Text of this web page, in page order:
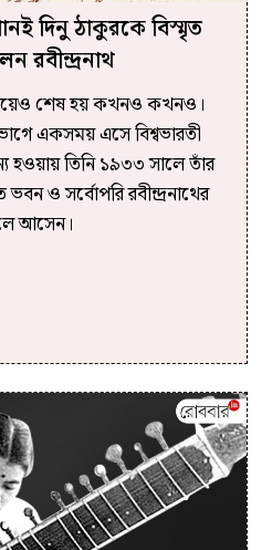
দিনু ঠাকুরকে বিস্মৃত
রবীন্দ্রনাথ
শেষ হয় কখনও কখনও।
একসময় এসে বিশ্বভারতী
হওয়ায় তিনি ১৯৩৩ সালে তাঁর
ভবন ও সর্বোপরি রবীন্দ্রনাথের
আসেন।